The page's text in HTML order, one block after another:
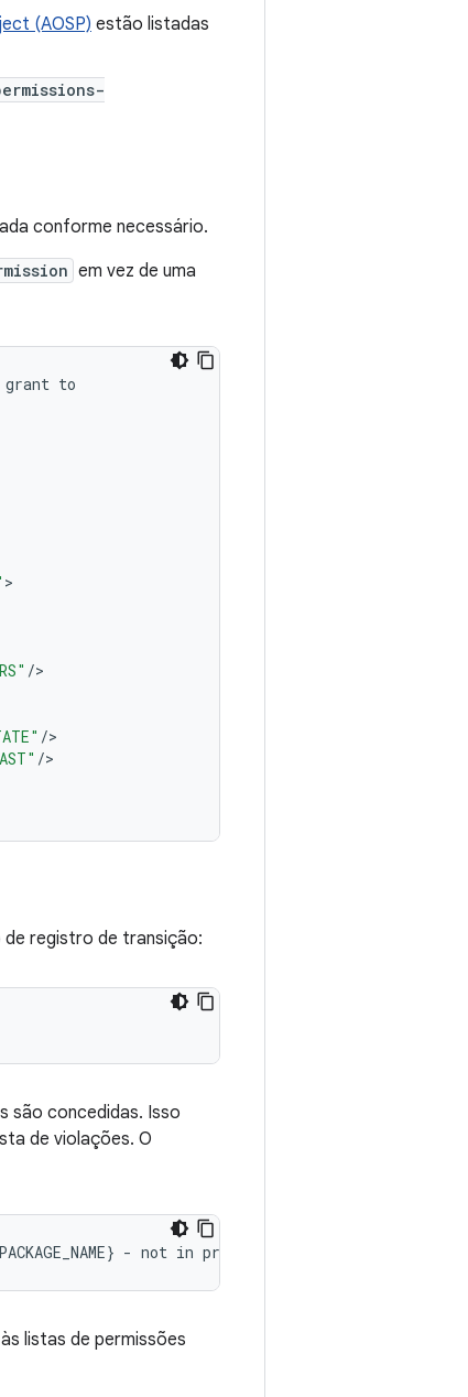
(AOSP) estão listadas
conforme necessário.
em vez de uma
grant to
>
/>
/>
/>
de registro de transição:
são concedidas. Isso
de violações. O
listas de permissões